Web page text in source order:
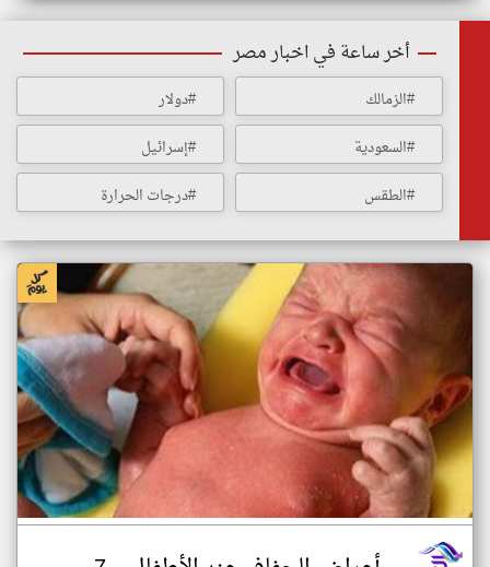
أخر ساعة في اخبار مصر
#الزمالك
#دولار
#السعودية
#إسرائيل
#الطقس
#درجات الحرارة